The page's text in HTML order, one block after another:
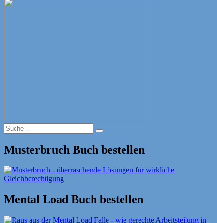
Suche
nach:
Suche
Musterbruch Buch bestellen
Mental Load Buch bestellen